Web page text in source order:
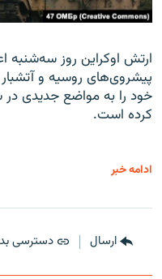
ارتش اوکراین روز سه‌شنبه
پیشروی‌های روسیه و
خود را به مواضع جدیدی
کرده است.
ادامه خبر
ارسال دسترسی